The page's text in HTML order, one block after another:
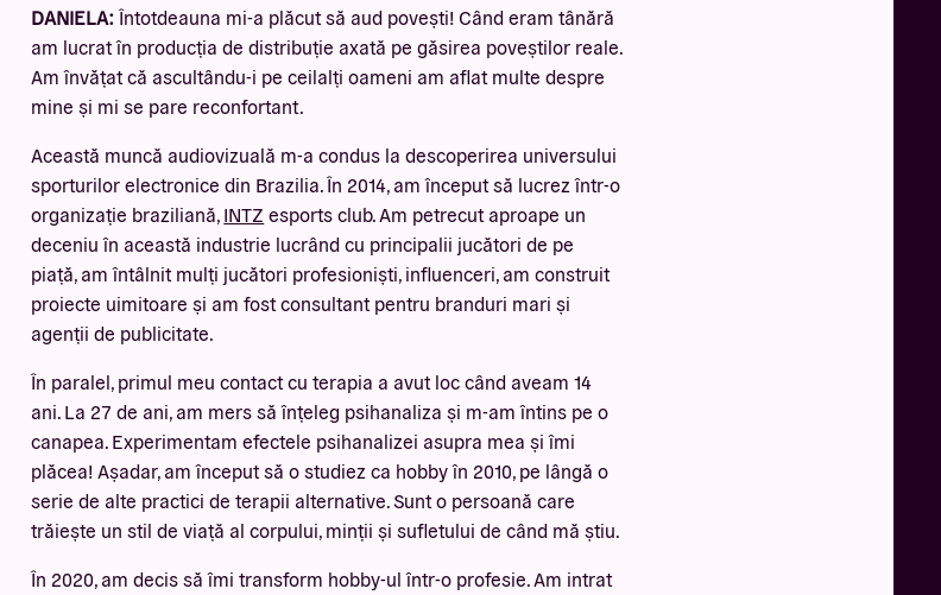
DANIELA: Întotdeauna mi-a plăcut să aud povești! Când eram tânără
am lucrat în producția de distribuție axată pe găsirea poveștilor reale.
Am învățat că ascultându-i pe ceilalți oameni am aflat multe despre
mine și mi se pare reconfortant.
Această muncă audiovizuală m-a condus la descoperirea universului
sporturilor electronice din Brazilia. În 2014, am început să lucrez într-o
organizație braziliană, INTZ esports club. Am petrecut aproape un
deceniu în această industrie lucrând cu principalii jucători de pe
piață, am întâlnit mulți jucători profesioniști, influenceri, am construit
proiecte uimitoare și am fost consultant pentru branduri mari și
agenții de publicitate.
În paralel, primul meu contact cu terapia a avut loc când aveam 14
ani. La 27 de ani, am mers să înțeleg psihanaliza și m-am întins pe o
canapea. Experimentam efectele psihanalizei asupra mea și îmi
plăcea! Așadar, am început să o studiez ca hobby în 2010, pe lângă o
serie de alte practici de terapii alternative. Sunt o persoană care
trăiește un stil de viață al corpului, minții și sufletului de când mă știu.
În 2020, am decis să îmi transform hobby-ul într-o profesie. Am intrat